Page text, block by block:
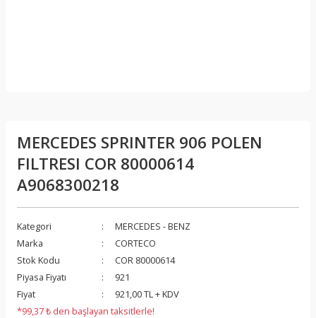
MERCEDES SPRINTER 906 POLEN
FILTRESI COR 80000614
A9068300218
Kategori
MERCEDES - BENZ
Marka
CORTECO
Stok Kodu
COR 80000614
Piyasa Fiyatı
921
Fiyat
921,00 TL + KDV
*99,37 ₺ den başlayan taksitlerle!